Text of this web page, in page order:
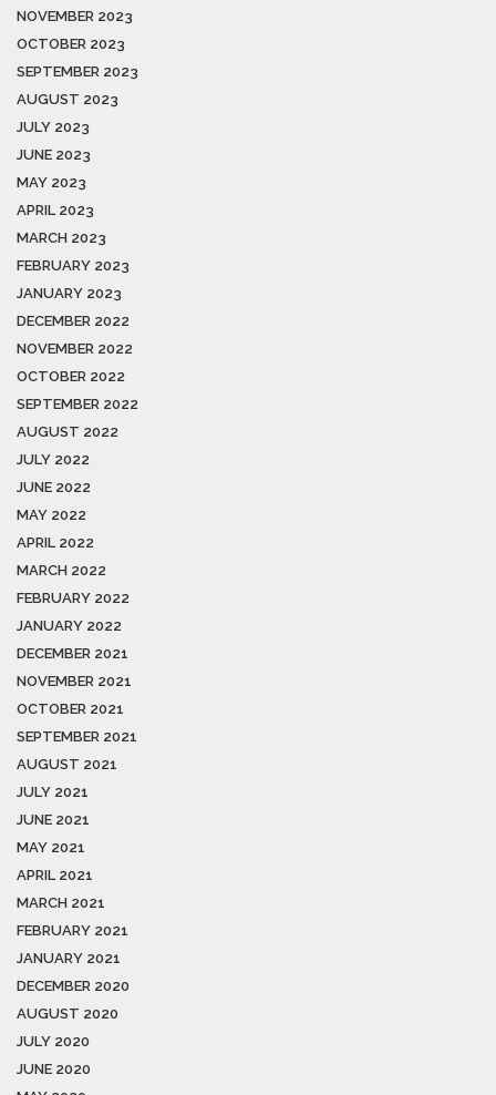
NOVEMBER 2023
OCTOBER 2023
SEPTEMBER 2023
AUGUST 2023
JULY 2023
JUNE 2023
MAY 2023
APRIL 2023
MARCH 2023
FEBRUARY 2023
JANUARY 2023
DECEMBER 2022
NOVEMBER 2022
OCTOBER 2022
SEPTEMBER 2022
AUGUST 2022
JULY 2022
JUNE 2022
MAY 2022
APRIL 2022
MARCH 2022
FEBRUARY 2022
JANUARY 2022
DECEMBER 2021
NOVEMBER 2021
OCTOBER 2021
SEPTEMBER 2021
AUGUST 2021
JULY 2021
JUNE 2021
MAY 2021
APRIL 2021
MARCH 2021
FEBRUARY 2021
JANUARY 2021
DECEMBER 2020
AUGUST 2020
JULY 2020
JUNE 2020